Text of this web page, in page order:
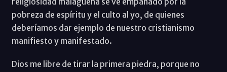
pobreza de espíritu y el culto al yo, de quienes
deberíamos dar ejemplo de nuestro cristianismo
manifiesto y manifestado.
Dios me libre de tirar la primera piedra, porque no